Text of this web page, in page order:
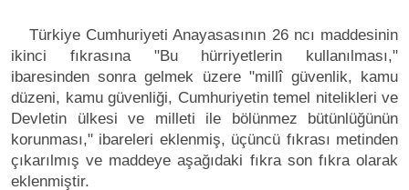
Türkiye Cumhuriyeti Anayasasının 26 ncı maddesinin
ikinci fıkrasına "Bu hürriyetlerin kullanılması,"
ibaresinden sonra gelmek üzere "millî güvenlik, kamu
düzeni, kamu güvenliği, Cumhuriyetin temel nitelikleri ve
Devletin ülkesi ve milleti ile bölünmez bütünlüğünün
korunması," ibareleri eklenmiş, üçüncü fıkrası metinden
çıkarılmış ve maddeye aşağıdaki fıkra son fıkra olarak
eklenmiştir.